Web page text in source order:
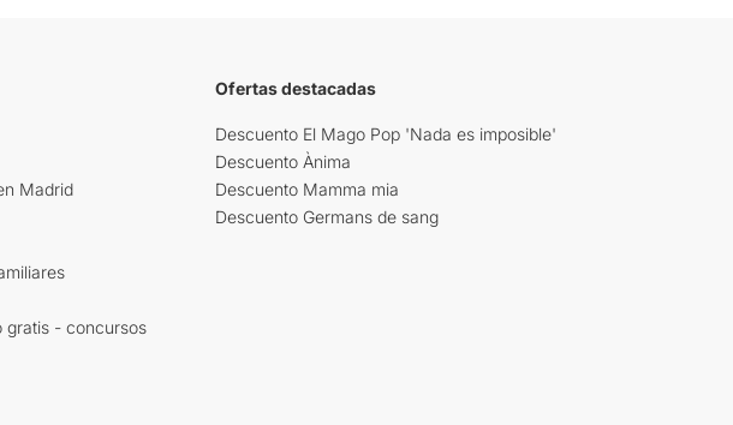
Madrid
gratis - concursos
Ofertas destacadas
Descuento El Mago Pop 'Nada es imposible'
Descuento Ànima
Descuento Mamma mia
Descuento Germans de sang